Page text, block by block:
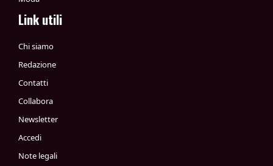
Link utili
Chi siamo
Redazione
Contatti
Collabora
Newsletter
Accedi
Note legali